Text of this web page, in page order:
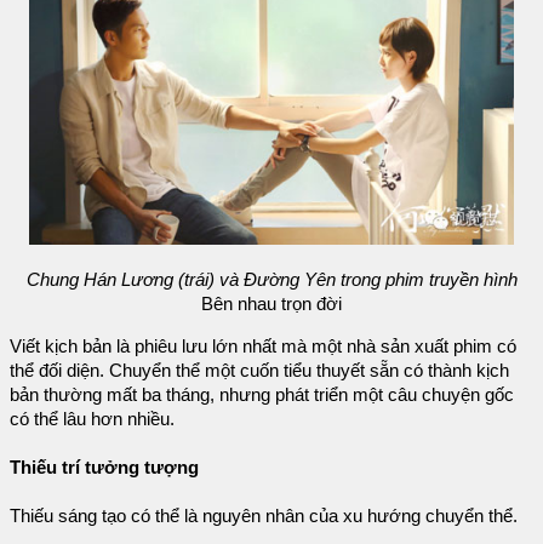
Chung Hán Lương (trái) và Đường Yên trong phim truyền hình
Bên nhau trọn đời
Viết kịch bản là phiêu lưu lớn nhất mà một nhà sản xuất phim có
thể đối diện. Chuyển thể một cuốn tiểu thuyết sẵn có thành kịch
bản thường mất ba tháng, nhưng phát triển một câu chuyện gốc
có thể lâu hơn nhiều.
Thiếu trí tưởng tượng
Thiếu sáng tạo có thể là nguyên nhân của xu hướng chuyển thể.